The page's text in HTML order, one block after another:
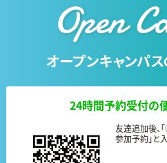
24時間予約受付の
友達追加後、
参加予約」と